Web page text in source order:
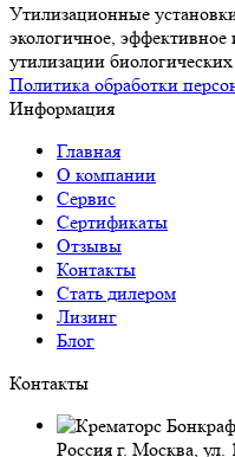
Утилизационные
экологичное,
утилизации
Политика обработки
Информация
Главная
О компании
Сервис
Сертификаты
Отзывы
Контакты
Стать дилером
Лизинг
Блог
Контакты
Россия г. Москва, ул.